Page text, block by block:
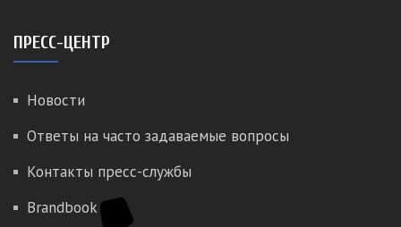
ПРЕСС-ЦЕНТР
Новости
Ответы на часто задаваемые вопросы
Контакты пресс-службы
Brandbook